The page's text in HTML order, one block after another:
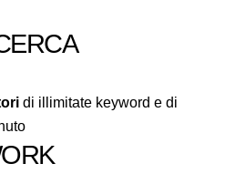
di illimitate keyword e di